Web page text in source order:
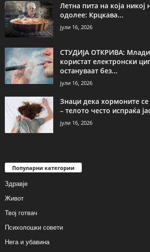
Летна пита на која
одолее: Крцкава...
јули 16, 2026
СТУДИЈА ОТКРИВА:
користат електронски
остануваат без...
јули 16, 2026
Знаци дека хормоните
– телото често испраќа
јули 16, 2026
Популарни категории
Здравје
Живот
Твој готвач
Психолошки совети
Нега и убавина